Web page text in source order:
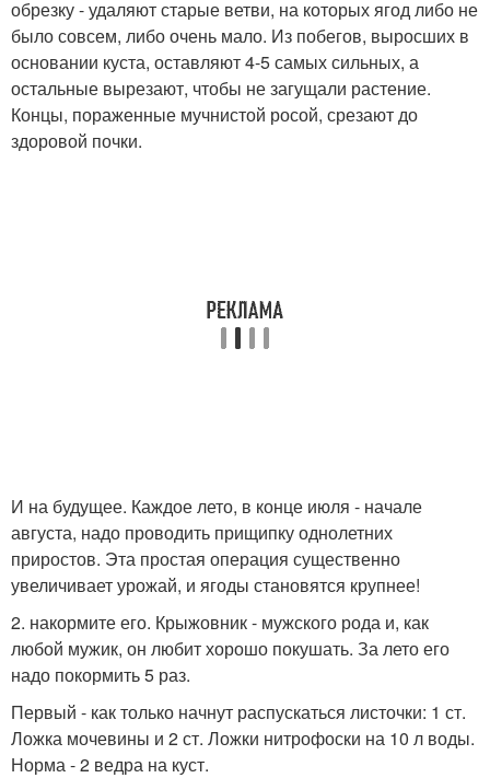
обрезку - удаляют старые ветви, на которых ягод либо не
было совсем, либо очень мало. Из побегов, выросших в
основании куста, оставляют 4-5 самых сильных, а
остальные вырезают, чтобы не загущали растение.
Концы, пораженные мучнистой росой, срезают до
здоровой почки.
И на будущее. Каждое лето, в конце июля - начале
августа, надо проводить прищипку однолетних
приростов. Эта простая операция существенно
увеличивает урожай, и ягоды становятся крупнее!
2. накормите его. Крыжовник - мужского рода и, как
любой мужик, он любит хорошо покушать. За лето его
надо покормить 5 раз.
Первый - как только начнут распускаться листочки: 1 ст.
Ложка мочевины и 2 ст. Ложки нитрофоски на 10 л воды.
Норма - 2 ведра на куст.